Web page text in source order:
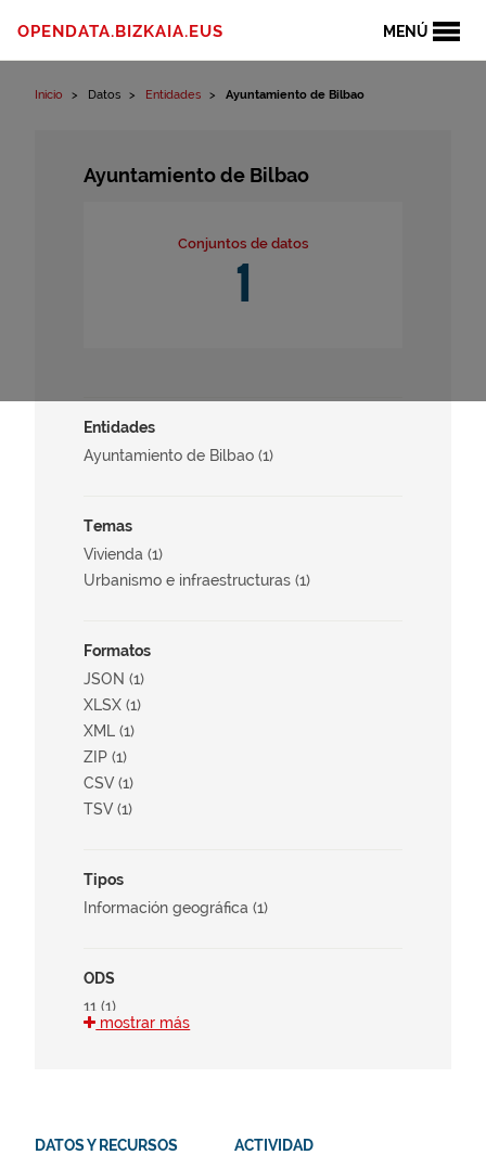
MENÚ
OPENDATA.BIZKAIA.EUS
Inicio Datos Entidades Ayuntamiento de Bilbao
Ayuntamiento de Bilbao
Conjuntos de datos
1
Entidades
Ayuntamiento de Bilbao (1)
Temas
Vivienda (1)
Urbanismo e infraestructuras (1)
Formatos
JSON (1)
XLSX (1)
XML (1)
ZIP (1)
CSV (1)
TSV (1)
Tipos
Información geográfica (1)
ODS
11 (1)
15 (1)
mostrar más
DATOS Y RECURSOS ACTIVIDAD